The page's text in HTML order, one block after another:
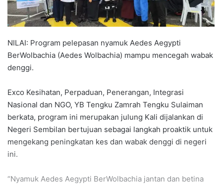
i
NILAI: Program pelepasan nyamuk Aedes Aegypti
BerWolbachia (Aedes Wolbachia) mampu mencegah wabak
denggi.
Exco Kesihatan, Perpaduan, Penerangan, Integrasi
Nasional dan NGO, YB Tengku Zamrah Tengku Sulaiman
berkata, program ini merupakan julung Kali dijalankan di
Negeri Sembilan bertujuan sebagai langkah proaktik untuk
mengekang peningkatan kes dan wabak denggi di negeri
ini.
“Nyamuk Aedes Aegypti BerWolbachia jantan dan betina